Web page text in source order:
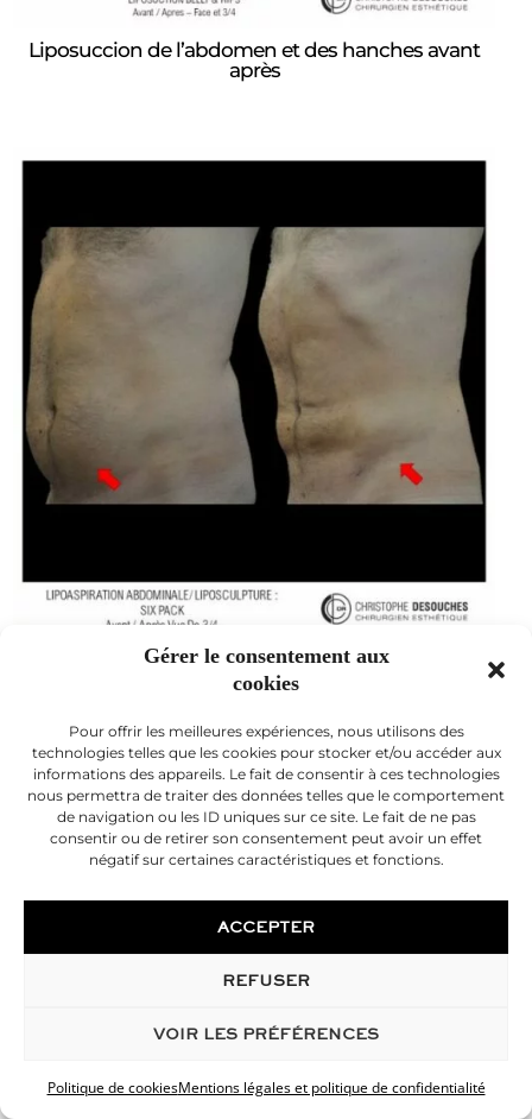
Gérer le consentement aux
cookies
Pour offrir les meilleures expériences, nous utilisons des
technologies telles que les cookies pour stocker et/ou accéder aux
informations des appareils. Le fait de consentir à ces technologies
nous permettra de traiter des données telles que le comportement
de navigation ou les ID uniques sur ce site. Le fait de ne pas
consentir ou de retirer son consentement peut avoir un effet
négatif sur certaines caractéristiques et fonctions.
ACCEPTER
REFUSER
VOIR LES PRÉFÉRENCES
Politique de cookiesMentions légales et politique de confidentialité
Liposuccion de l’abdomen et des hanches avant
après
Liposuccion abdominale avant après